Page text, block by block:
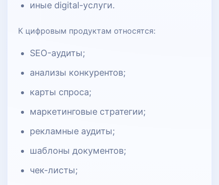
иные digital-услуги.
К цифровым продуктам относятся:
SEO-аудиты;
анализы конкурентов;
карты спроса;
маркетинговые стратегии;
рекламные аудиты;
шаблоны документов;
чек-листы;